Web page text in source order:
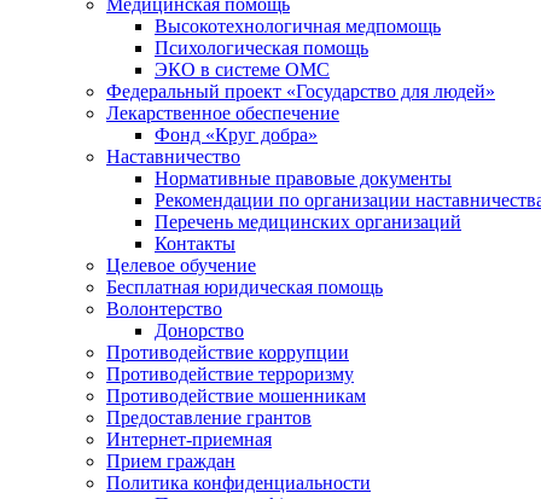
Медицинская помощь
Высокотехнологичная медпомощь
Психологическая помощь
ЭКО в системе ОМС
Федеральный проект «Государство для людей»
Лекарственное обеспечение
Фонд «Круг добра»
Наставничество
Нормативные правовые документы
Рекомендации по организации
Перечень медицинских организаций
Контакты
Целевое обучение
Бесплатная юридическая помощь
Волонтерство
Донорство
Противодействие коррупции
Противодействие терроризму
Противодействие мошенникам
Предоставление грантов
Интернет-приемная
Прием граждан
Политика конфиденциальности